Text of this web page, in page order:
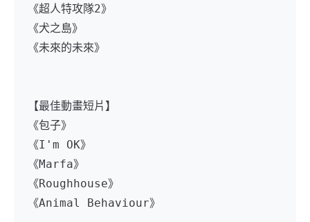
《超人特攻隊2》
《犬之島》
《未來的未來》
【最佳動畫短片】
《包子》
《I'm OK》
《Marfa》
《Roughhouse》
《Animal Behaviour》